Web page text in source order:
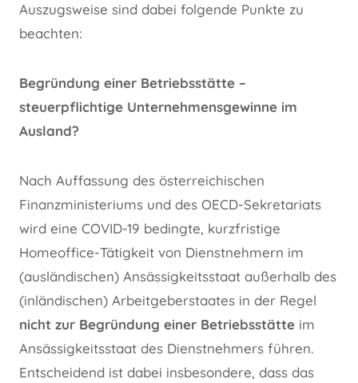
Auszugsweise sind dabei folgende Punkte zu
beachten:
Begründung einer Betriebsstätte –
steuerpflichtige Unternehmensgewinne im
Ausland?
Nach Auffassung des österreichischen
Finanzministeriums und des OECD-Sekretariats
wird eine COVID-19 bedingte, kurzfristige
Homeoffice-Tätigkeit von Dienstnehmern im
(ausländischen) Ansässigkeitsstaat außerhalb des
(inländischen) Arbeitgeberstaates in der Regel
nicht zur Begründung einer Betriebsstätte im
Ansässigkeitsstaat des Dienstnehmers führen.
Entscheidend ist dabei insbesondere, dass das